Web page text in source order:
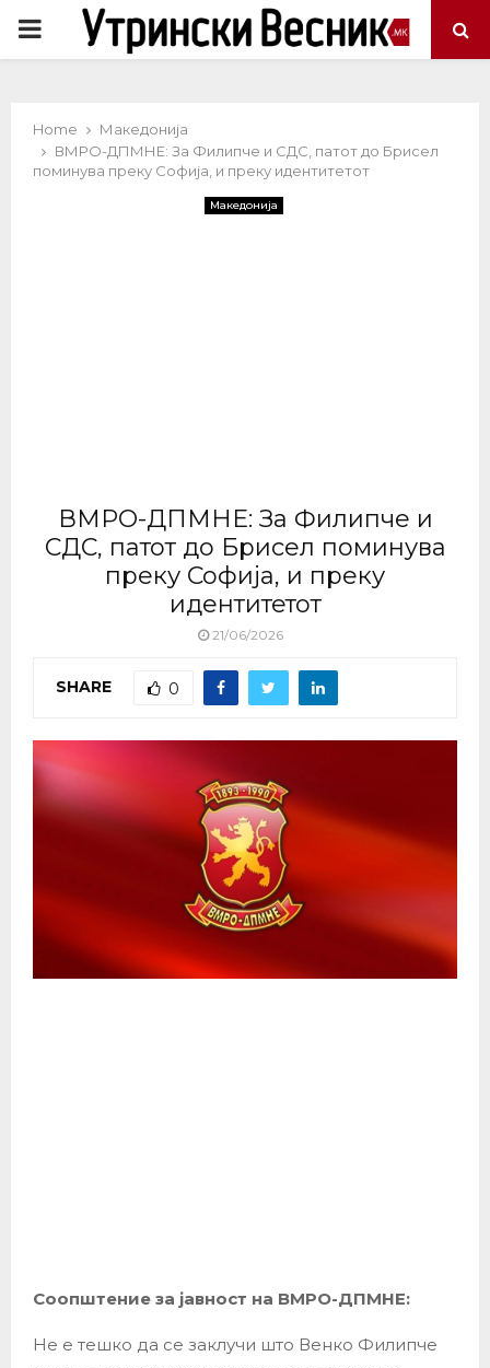
PRIMARY
Home
Македонија
ВМРО-ДПМНЕ: За Филипче и СДС, патот до Брисел
поминува преку Софија, и преку идентитетот
Македонија
ВМРО-ДПМНЕ: За Филипче и
СДС, патот до Брисел поминува
преку Софија, и преку
идентитетот
21/06/2026
SHARE 0
Соопштение за јавност на ВМРО-ДПМНЕ:
Не е тешко да се заклучи што Венко Филипче